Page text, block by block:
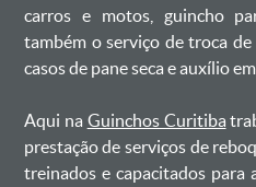
carros e motos, guincho
também o serviço de troca
casos de pane seca e auxílio em
Aqui na Guinchos Curitiba
prestação de serviços de
treinados e capacitados para